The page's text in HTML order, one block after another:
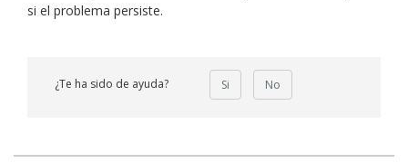
si el problema persiste.
¿Te ha sido de ayuda? Si No